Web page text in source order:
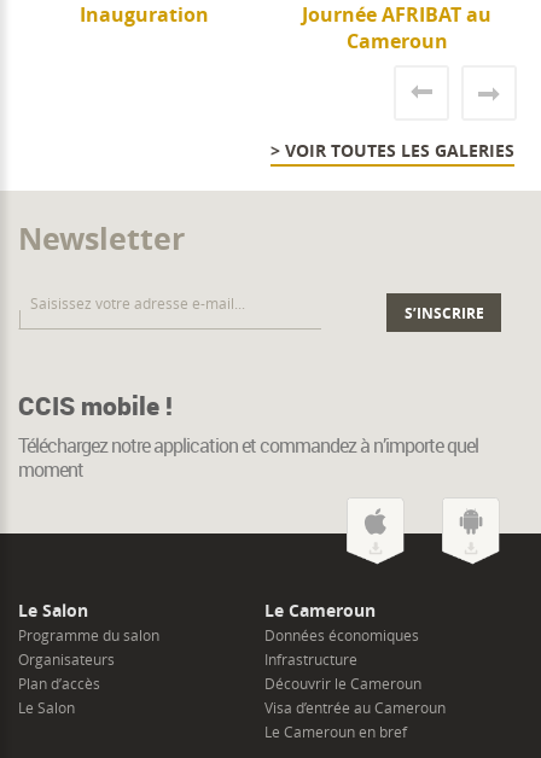
Inauguration
Journée AFRIBAT au
Cameroun
> VOIR TOUTES LES GALERIES
Newsletter
CCIS mobile !
Téléchargez notre application et commandez à n’importe quel
moment
Le Salon
Le Salon
Programme du salon
Organisateurs
Plan d’accès
Le Cameroun
Le Cameroun en bref
Données économiques
Infrastructure
Découvrir le Cameroun
Visa d’entrée au Cameroun